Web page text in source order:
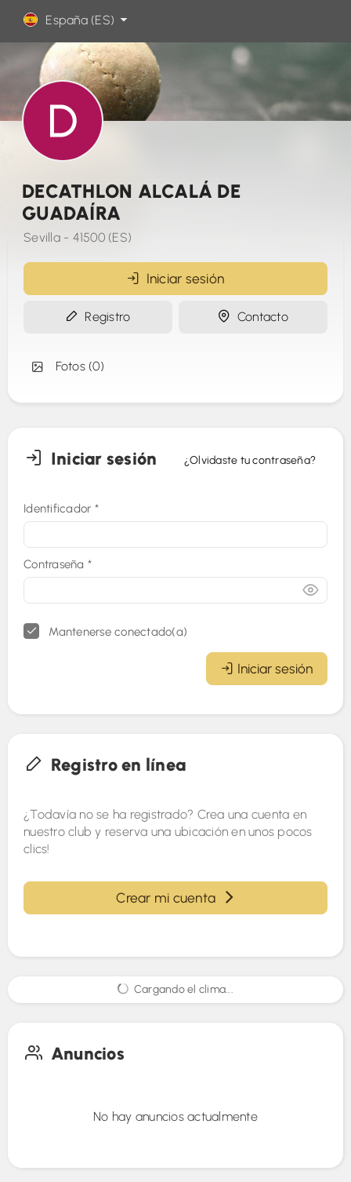
España (ES)
DECATHLON ALCALÁ DE
GUADAÍRA
Sevilla - 41500 (ES)
Iniciar sesión
Registro Contacto
Fotos (0)
Iniciar sesión ¿Olvidaste tu contraseña?
Identificador *
Contraseña *
Mantenerse conectado(a)
Iniciar sesión
Registro en línea
¿Todavía no se ha registrado? Crea una cuenta en
nuestro club y reserva una ubicación en unos pocos
clics!
Crear mi cuenta
Cargando el clima...
Anuncios
No hay anuncios actualmente